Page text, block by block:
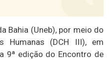
Bahia (Uneb), por meio do
Humanas (DCH III), em
9ª edição do Encontro de